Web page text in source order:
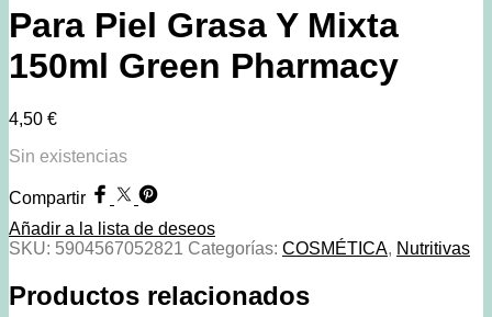
Para Piel Grasa Y Mixta
150ml Green Pharmacy
4,50 €
Sin existencias
Compartir
Añadir a la lista de deseos
SKU: 5904567052821 Categorías: COSMÉTICA, Nutritivas
Productos relacionados